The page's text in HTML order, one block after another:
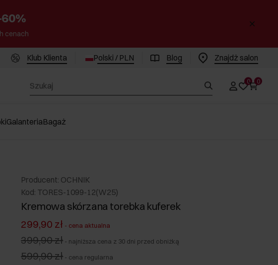
60%
cenach
Klub Klienta Polski / PLN Blog Znajdż salon
0 0
GalanteriaBagaż
Producent: OCHNIK
Kod: TORES-1099-12(W25)
Kremowa skórzana torebka kuferek
299,90 zł - cena aktualna
399,90 zł - najniższa cena z 30 dni przed obniżką
599,90 zł - cena regularna